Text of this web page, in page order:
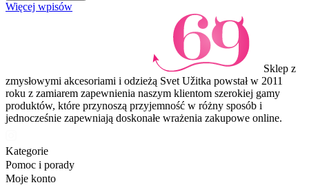
Więcej wpisów
Sklep z
zmysłowymi akcesoriami i odzieżą Svet Užitka powstał w 2011
roku z zamiarem zapewnienia naszym klientom szerokiej gamy
produktów, które przynoszą przyjemność w różny sposób i
jednocześnie zapewniają doskonałe wrażenia zakupowe online.
Kategorie
Pomoc i porady
Moje konto